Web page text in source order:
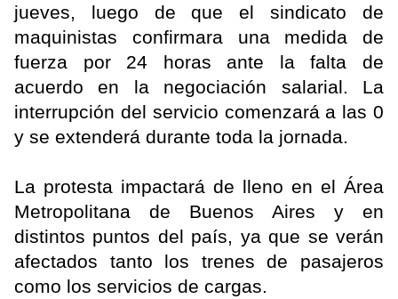
jueves, luego de que el sindicato de
maquinistas confirmara una medida de
fuerza por 24 horas ante la falta de
acuerdo en la negociación salarial. La
interrupción del servicio comenzará a las 0
y se extenderá durante toda la jornada.
La protesta impactará de lleno en el Área
Metropolitana de Buenos Aires y en
distintos puntos del país, ya que se verán
afectados tanto los trenes de pasajeros
como los servicios de cargas.